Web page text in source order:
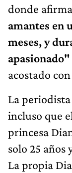
donde
amantes en
meses, y
apasionado"
acostado
La
incluso que
princesa
solo 25 años
La propia